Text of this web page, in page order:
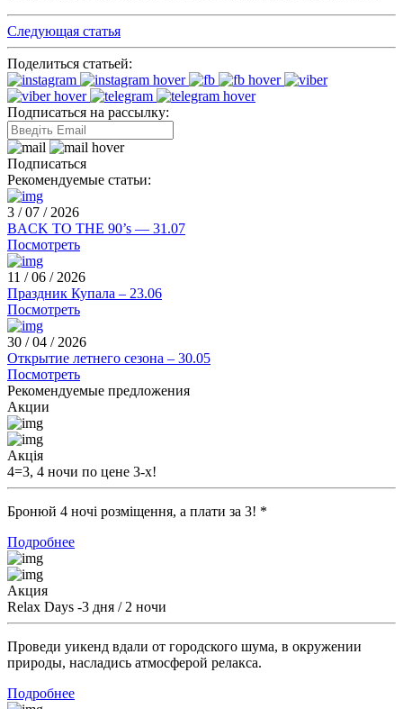
Следующая статья
Поделиться статьей:
Подписаться на рассылку:
Подписаться
Рекомендуемые статьи:
3 / 07 / 2026
BACK TO THE 90’s — 31.07
Посмотреть
11 / 06 / 2026
Праздник Купала – 23.06
Посмотреть
30 / 04 / 2026
Открытие летнего сезона – 30.05
Посмотреть
Рекомендуемые предложения
Акции
Акція
4=3, 4 ночи по цене 3-х!
Бронюй 4 ночі розміщення, а плати за 3! *
Подробнее
Акция
Relax Days -3 дня / 2 ночи
Проведи уикенд вдали от городского шума, в окружении
природы, насладись атмосферой релакса.
Подробнее